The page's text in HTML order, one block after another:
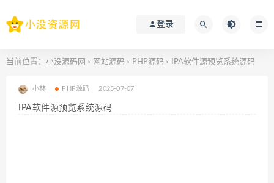
登录
当前位置： 小没源码网 > 网站源码 > PHP源码 > IPA软件源预览系统源码
小林 PHP源码 2025-07-07
IPA软件源预览系统源码